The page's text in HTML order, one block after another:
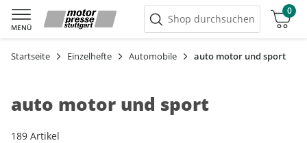
MENÜ
Shop durchsuchen
0
Warenkorb
Startseite Einzelhefte Automobile auto motor und sport
auto motor und sport
189 Artikel